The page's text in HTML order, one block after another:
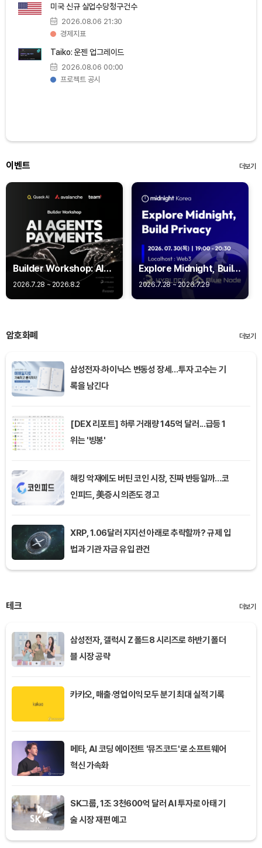
미국 신규 실업수당청구건수
2026.08.06 21:30
경제지표
Taiko: 운젠 업그레이드
2026.08.06 00:00
프로젝트 공시
이벤트 더보기
Builder Workshop: AI
Agent Payments -
2026.7.28 ~ 2026.8.2
Explore Midnight, Build
Privacy
2026.7.28 ~ 2026.7.29
암호화폐 더보기
삼성전자·하이닉스 변동성 장세…투자 고수는 기
록을 남긴다
[DEX 리포트] 하루 거래량 145억 달러...급등 1
위는 '빙봉'
해킹 악재에도 버틴 코인 시장, 진짜 반등일까…코
인피드, 美증시 의존도 경고
XRP, 1.06달러 지지선 아래로 추락할까? 규제 입
법과 기관 자금 유입 관건
테크 더보기
삼성전자, 갤럭시 Z 폴드8 시리즈로 하반기 폴더
블 시장 공략
카카오, 매출·영업이익 모두 분기 최대 실적 기록
메타, AI 코딩 에이전트 '뮤즈코드'로 소프트웨어
혁신 가속화
SK그룹, 1조 3천600억 달러 AI 투자로 아태 기
술 시장 재편 예고